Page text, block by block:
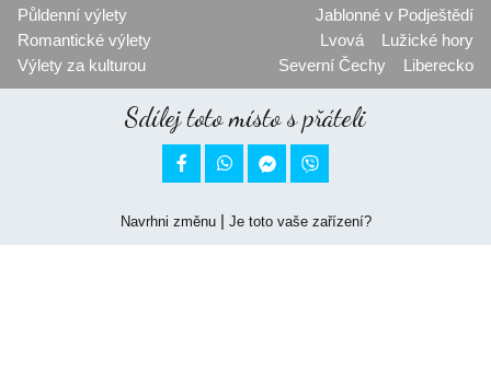
Půldenní výlety
Romantické výlety
Výlety za kulturou
Jablonné v Podještědí
Lvová
Lužické hory
Severní Čechy
Liberecko
Sdílej toto místo s přáteli
 
Navrhni změnu| Je toto vaše zařízení?